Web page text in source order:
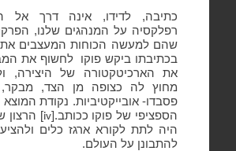
כתיבה, לדידו, אינה דרך אל
רפלקסיה על המנהגים שלנו,
שהם למעשה הכוחות המעצבים את
בכתיבתו ביקש פוקו
לחשוף את
את הארכיטקטורה של היצירה,
מחוץ לה כצופה מן הצד, מבקר,
פסבדו- אובייקטיביות. נקודת
הספציפי של פוקו ככותב.[iv] הרצון
היה לתת לקורא ארגז כלים
להתבונן על העולם.